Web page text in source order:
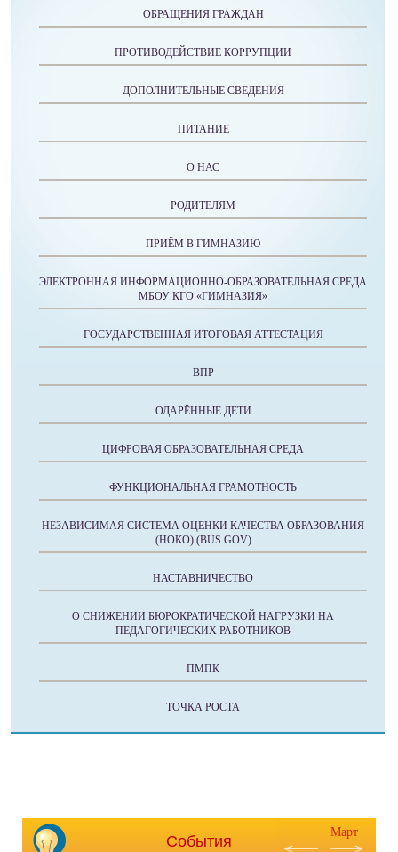
ОБРАЩЕНИЯ ГРАЖДАН
ПРОТИВОДЕЙСТВИЕ КОРРУПЦИИ
ДОПОЛНИТЕЛЬНЫЕ СВЕДЕНИЯ
ПИТАНИЕ
О НАС
РОДИТЕЛЯМ
ПРИЁМ В ГИМНАЗИЮ
ЭЛЕКТРОННАЯ ИНФОРМАЦИОННО-ОБРАЗОВАТЕЛЬНАЯ СРЕДА
МБОУ КГО «ГИМНАЗИЯ»
ГОСУДАРСТВЕННАЯ ИТОГОВАЯ АТТЕСТАЦИЯ
ВПР
ОДАРЁННЫЕ ДЕТИ
ЦИФРОВАЯ ОБРАЗОВАТЕЛЬНАЯ СРЕДА
ФУНКЦИОНАЛЬНАЯ ГРАМОТНОСТЬ
НЕЗАВИСИМАЯ СИСТЕМА ОЦЕНКИ КАЧЕСТВА ОБРАЗОВАНИЯ
(НОКО) (BUS.GOV)
НАСТАВНИЧЕСТВО
О СНИЖЕНИИ БЮРОКРАТИЧЕСКОЙ НАГРУЗКИ НА
ПЕДАГОГИЧЕСКИХ РАБОТНИКОВ
ПМПК
ТОЧКА РОСТА
События
Март